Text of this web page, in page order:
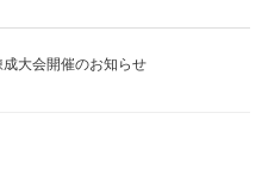
大会開催のお知らせ